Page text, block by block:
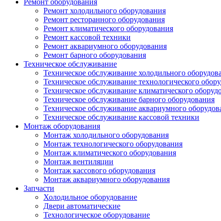
Ремонт холодильного оборудования
Ремонт ресторанного оборудования
Ремонт климатического оборудования
Ремонт кассовой техники
Ремонт аквариумного оборудования
Ремонт барного оборудования
Техническое обслуживание
Техническое обслуживание холодильного
Техническое обслуживание технологического
Техническое обслуживание климатического
Техническое обслуживание барного оборудования
Техническое обслуживание аквариумного
Техническое обслуживание кассовой техники
Монтаж оборудования
Монтаж холодильного оборудования
Монтаж технологического оборудования
Монтаж климатического оборудования
Монтаж вентиляции
Монтаж кассового оборудования
Монтаж аквариумного оборудования
Запчасти
Холодильное оборудование
Двери автоматические
Технологическое оборудование